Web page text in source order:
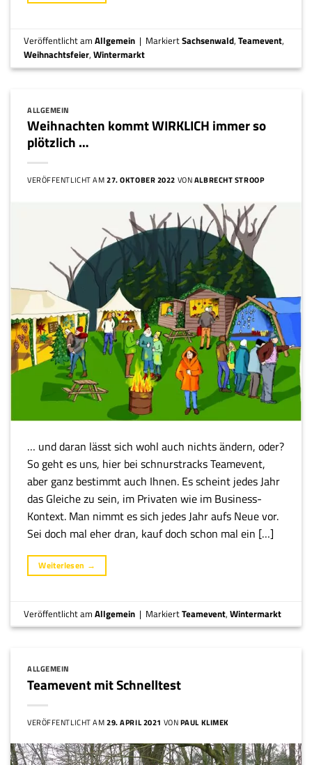
Veröffentlicht amAllgemein | MarkiertSachsenwald,Teamevent,
Weihnachtsfeier,Wintermarkt
ALLGEMEIN
Weihnachten kommt WIRKLICH immer so
plötzlich …
VERÖFFENTLICHT AM27. OKTOBER 2022 VONALBRECHT STROOP
… und daran lässt sich wohl auch nichts ändern, oder?
So geht es uns, hier bei schnurstracks Teamevent,
aber ganz bestimmt auch Ihnen. Es scheint jedes Jahr
das Gleiche zu sein, im Privaten wie im Business-
Kontext. Man nimmt es sich jedes Jahr aufs Neue vor.
Sei doch mal eher dran, kauf doch schon mal ein […]
Weiterlesen →
Veröffentlicht amAllgemein | MarkiertTeamevent,Wintermarkt
ALLGEMEIN
Teamevent mit Schnelltest
VERÖFFENTLICHT AM29. APRIL 2021 VONPAUL KLIMEK